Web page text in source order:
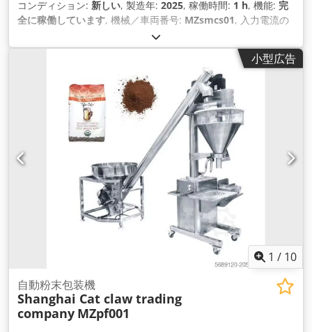
コンディション: 新しい, 製造年: 2025, 稼働時間: 1 h, 機能: 完
全に稼働しています, 機械／車両番号: MZsmcs01, 入力電流の
CEマーキング,
小型広告
1 / 10
自動粉末包装機
Shanghai Cat claw trading
company MZpf001